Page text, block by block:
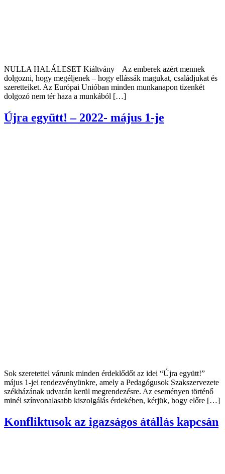
NULLA HALÁLESET Kiáltvány Az emberek azért mennek
dolgozni, hogy megéljenek – hogy ellássák magukat, családjukat és
szeretteiket. Az Európai Unióban minden munkanapon tizenkét
dolgozó nem tér haza a munkából […]
Újra együtt! – 2022- május 1-je
Sok szeretettel várunk minden érdeklődőt az idei “Újra együtt!”
május 1-jei rendezvényünkre, amely a Pedagógusok Szakszervezete
székházának udvarán kerül megrendezésre. Az eseményen történő
minél színvonalasabb kiszolgálás érdekében, kérjük, hogy előre […]
Konfliktusok az igazságos átállás kapcsán